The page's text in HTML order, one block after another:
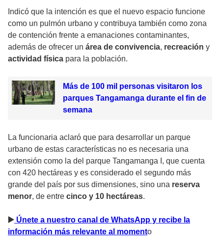
Indicó que la intención es que el nuevo espacio funcione
como un pulmón urbano y contribuya también como zona
de contención frente a emanaciones contaminantes,
además de ofrecer un área de convivencia, recreación y
actividad física para la población.
Más de 100 mil personas visitaron los
parques Tangamanga durante el fin de
semana
La funcionaria aclaró que para desarrollar un parque
urbano de estas características no es necesaria una
extensión como la del parque Tangamanga I, que cuenta
con 420 hectáreas y es considerado el segundo más
grande del país por sus dimensiones, sino una reserva
menor, de entre cinco y 10 hectáreas.
▶ ️ Únete a nuestro canal de WhatsApp y recibe la
información más relevante al momento